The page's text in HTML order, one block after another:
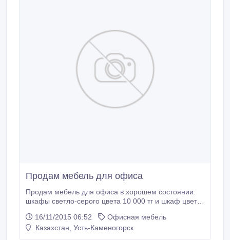
Продам мебель для офиса
Продам мебель для офиса в хорошем состоянии:
шкафы светло-серого цвета 10 000 тг и шкаф цвет
000 тг, тумбочка 3 000 тг, стол для совещаний 45
000 тг, стулья 5 000 тг, кресла 8 000 тг. Цена
16/11/2015 06:52
Офисная мебель
Казахстан, Усть-Каменогорск